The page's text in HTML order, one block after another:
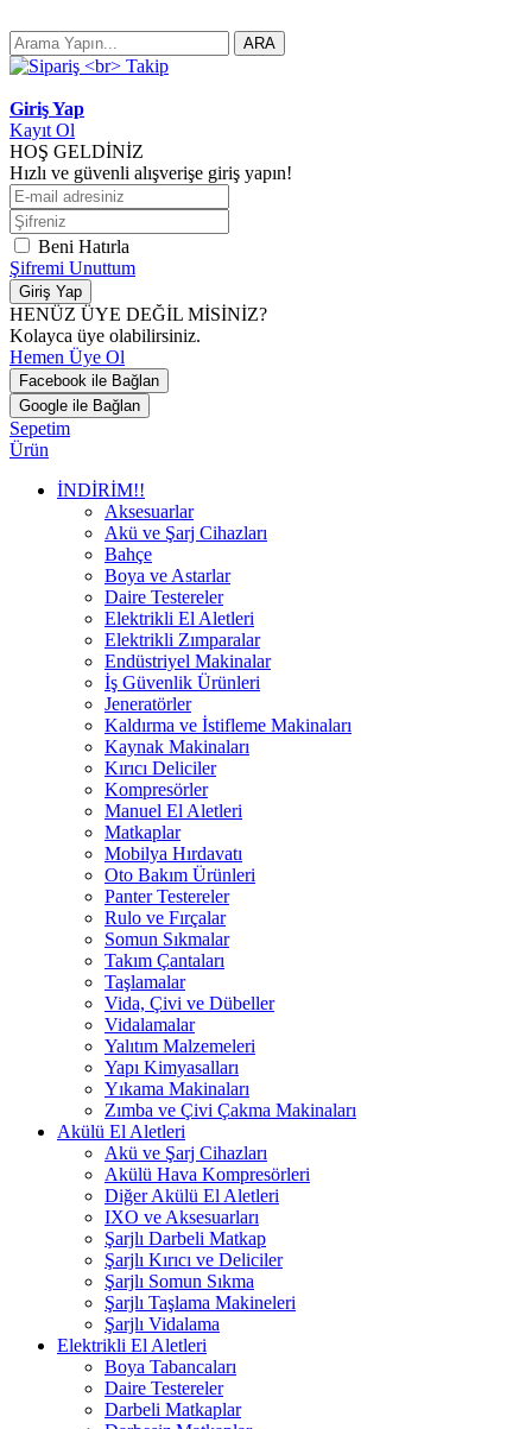
ARA
Giriş Yap
Kayıt Ol
HOŞ GELDİNİZ
Hızlı ve güvenli alışverişe giriş yapın!
Beni Hatırla
Şifremi Unuttum
Giriş Yap
HENÜZ ÜYE DEĞİL MİSİNİZ?
Kolayca üye olabilirsiniz.
Hemen Üye Ol
Facebook ile Bağlan
Google ile Bağlan
Sepetim
Ürün
İNDİRİM!!
Aksesuarlar
Akü ve Şarj Cihazları
Bahçe
Boya ve Astarlar
Daire Testereler
Elektrikli El Aletleri
Elektrikli Zımparalar
Endüstriyel Makinalar
İş Güvenlik Ürünleri
Jeneratörler
Kaldırma ve İstifleme Makinaları
Kaynak Makinaları
Kırıcı Deliciler
Kompresörler
Manuel El Aletleri
Matkaplar
Mobilya Hırdavatı
Oto Bakım Ürünleri
Panter Testereler
Rulo ve Fırçalar
Somun Sıkmalar
Takım Çantaları
Taşlamalar
Vida, Çivi ve Dübeller
Vidalamalar
Yalıtım Malzemeleri
Yapı Kimyasalları
Yıkama Makinaları
Zımba ve Çivi Çakma Makinaları
Akülü El Aletleri
Akü ve Şarj Cihazları
Akülü Hava Kompresörleri
Diğer Akülü El Aletleri
IXO ve Aksesuarları
Şarjlı Darbeli Matkap
Şarjlı Kırıcı ve Deliciler
Şarjlı Somun Sıkma
Şarjlı Taşlama Makineleri
Şarjlı Vidalama
Elektrikli El Aletleri
Boya Tabancaları
Daire Testereler
Darbeli Matkaplar